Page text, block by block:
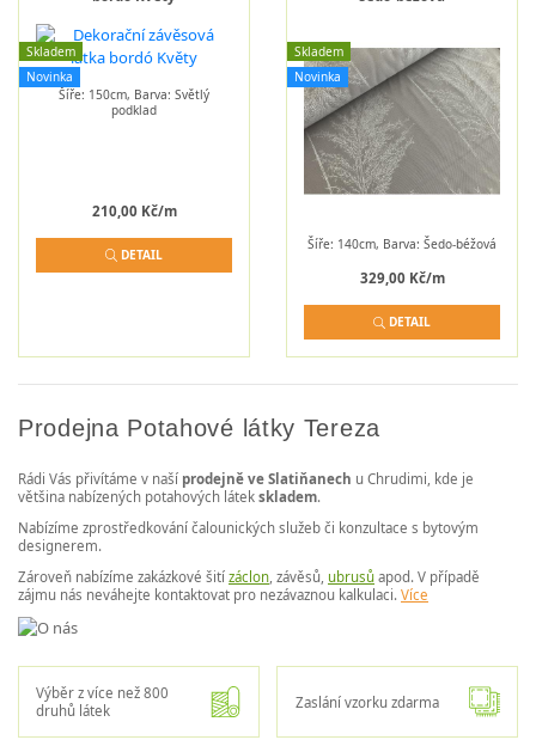
Skladem
Novinka
Šíře: 150cm, Barva: Světlý
podklad
210,00 Kč/m
DETAIL
Skladem
Novinka
Šíře: 140cm, Barva: Šedo-béžová
329,00 Kč/m
DETAIL
Prodejna Potahové látky Tereza
Rádi Vás přivítáme v naší prodejně ve Slatiňanech u Chrudimi, kde je
většina nabízených potahových látek skladem.
Nabízíme zprostředkování čalounických služeb či konzultace s bytovým
designerem.
Zároveň nabízíme zakázkové šití záclon, závěsů, ubrusů apod. V případě
zájmu nás neváhejte kontaktovat pro nezávaznou kalkulaci. Více
Výběr z více než 800
druhů látek
Zaslání vzorku zdarma